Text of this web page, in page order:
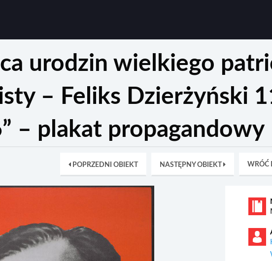
urodzin wielkiego
– Feliks Dzierżyński
– plakat propagandowy
POPRZEDNI OBIEKT NASTĘPNY OBIEKT WRÓĆ